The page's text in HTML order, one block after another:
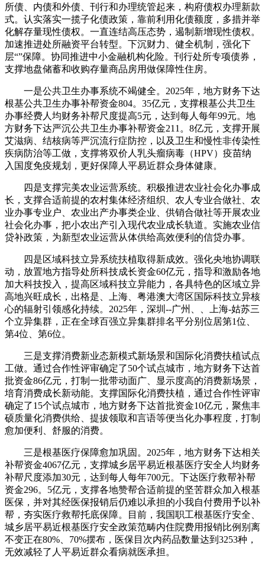
所债、内债和外债、刊行和办理统管起来，构府债权办理新款
式。认实落实一揽子化债政策，靠前利用化债额度，多措并举
化解存量现性债权。一直连结高压态势，遏制新增现性债权。
加速推进处所融资平台转型。下沉财力、健全机制，强化下
层“”保障。协同推进中小金融机构化险。刊行处所专项债券，
支撑地盘储蓄和收购存量商品房用做保障性住房。
一是公共卫生办事系统不竭健全。2025年，地方财务下达
根基公共卫生办事补帮资金804。35亿元，支撑根基公共卫生
办事经费人均财务补帮尺度提高5元，达到每人每年99元。地
方财务下达严沉公共卫生办事补帮资金211。8亿元，支撑开展
艾滋病、结核病等严沉流行症防控，以及卫生和慢性非传染性
疾病防治等工做，支撑将双价人乳头瘤病毒（HPV）疫苗纳
入国度免疫规划，更好保障人平易近群众身体健康。
四是支撑完美农业运营系统。积极推进农业社会化办事成
长，支撑合适前提的农村集体经济组织、农人专业合做社、农
业办事专业户、农业出产办事类企业、供销合做社等开展农业
社会化办事，把小农出产引入现代农业成长轨道。实施农业信
贷补政策，为新型农业运营从体供给高效便利的信贷办事。
四是区域科技立异系统扶植取得新成效。强化央地协调联
动，放置地方指导处所科技成长资金60亿元，指导和激励各地
加大科技投入，提高区域科技立异能力，各具特色的区域立异
高地兴旺成长，出格是、上海、粤港澳大湾区国际科技立异核
心的辐射引领感化持续。2025年，深圳--广州、、上海-姑苏三
个立异集群，正在全球百强立异集群排名平分别位居第1位、
第4位、第6位。
三是支撑消费新业态新模式新场景和国际化消费扶植试点
工做。通过合作性评审确定了50个试点城市，地方财务下达首
批资金86亿元，打制一批带动面广、显示度高的消费新场景，
培育消费成长新动能。支撑国际化消费扶植，通过合作性评审
确定了15个试点城市，地方财务下达首批资金10亿元，聚焦丰
硕质量化消费供给、提拔领取和言语等便当化办事程度，打制
愈加便利、舒服的消费。
三是根基医疗保障愈加巩固。2025年，地方财务下达相关
补帮资金4067亿元，支撑城乡居平易近根基医疗安全人均财务
补帮尺度添加30元，达到每人每年700元。下达医疗救帮补帮
资金296。5亿元，支撑各地赞帮合适前提的坚苦群众加入根基
医保，并对其经医保报销后仍难以承担的小我自付费用予以补
帮，夯实医疗救帮托底保障。目前，我国职工根基医疗安全、
城乡居平易近根基医疗安全政策范畴内住院费用报销比例别离
不变正在80%、70%摆布，医保目次内药品数量达到3253种，
无效减轻了人平易近群众看病就医承担。